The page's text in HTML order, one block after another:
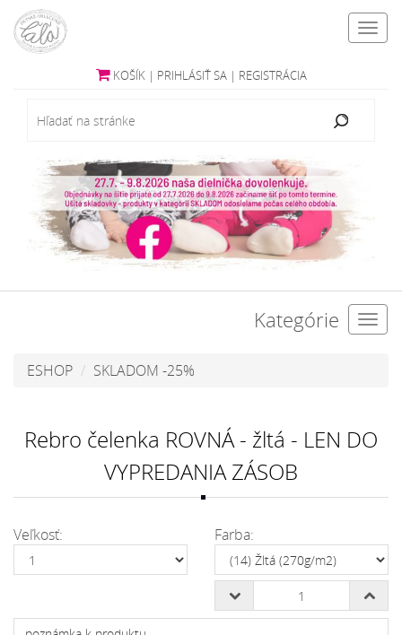
KOŠÍK | PRIHLÁSIŤ SA | REGISTRÁCIA
Kategórie
ESHOP SKLADOM -25%
Rebro čelenka ROVNÁ - žltá - LEN DO
VYPREDANIA ZÁSOB
Veľkosť: Farba: